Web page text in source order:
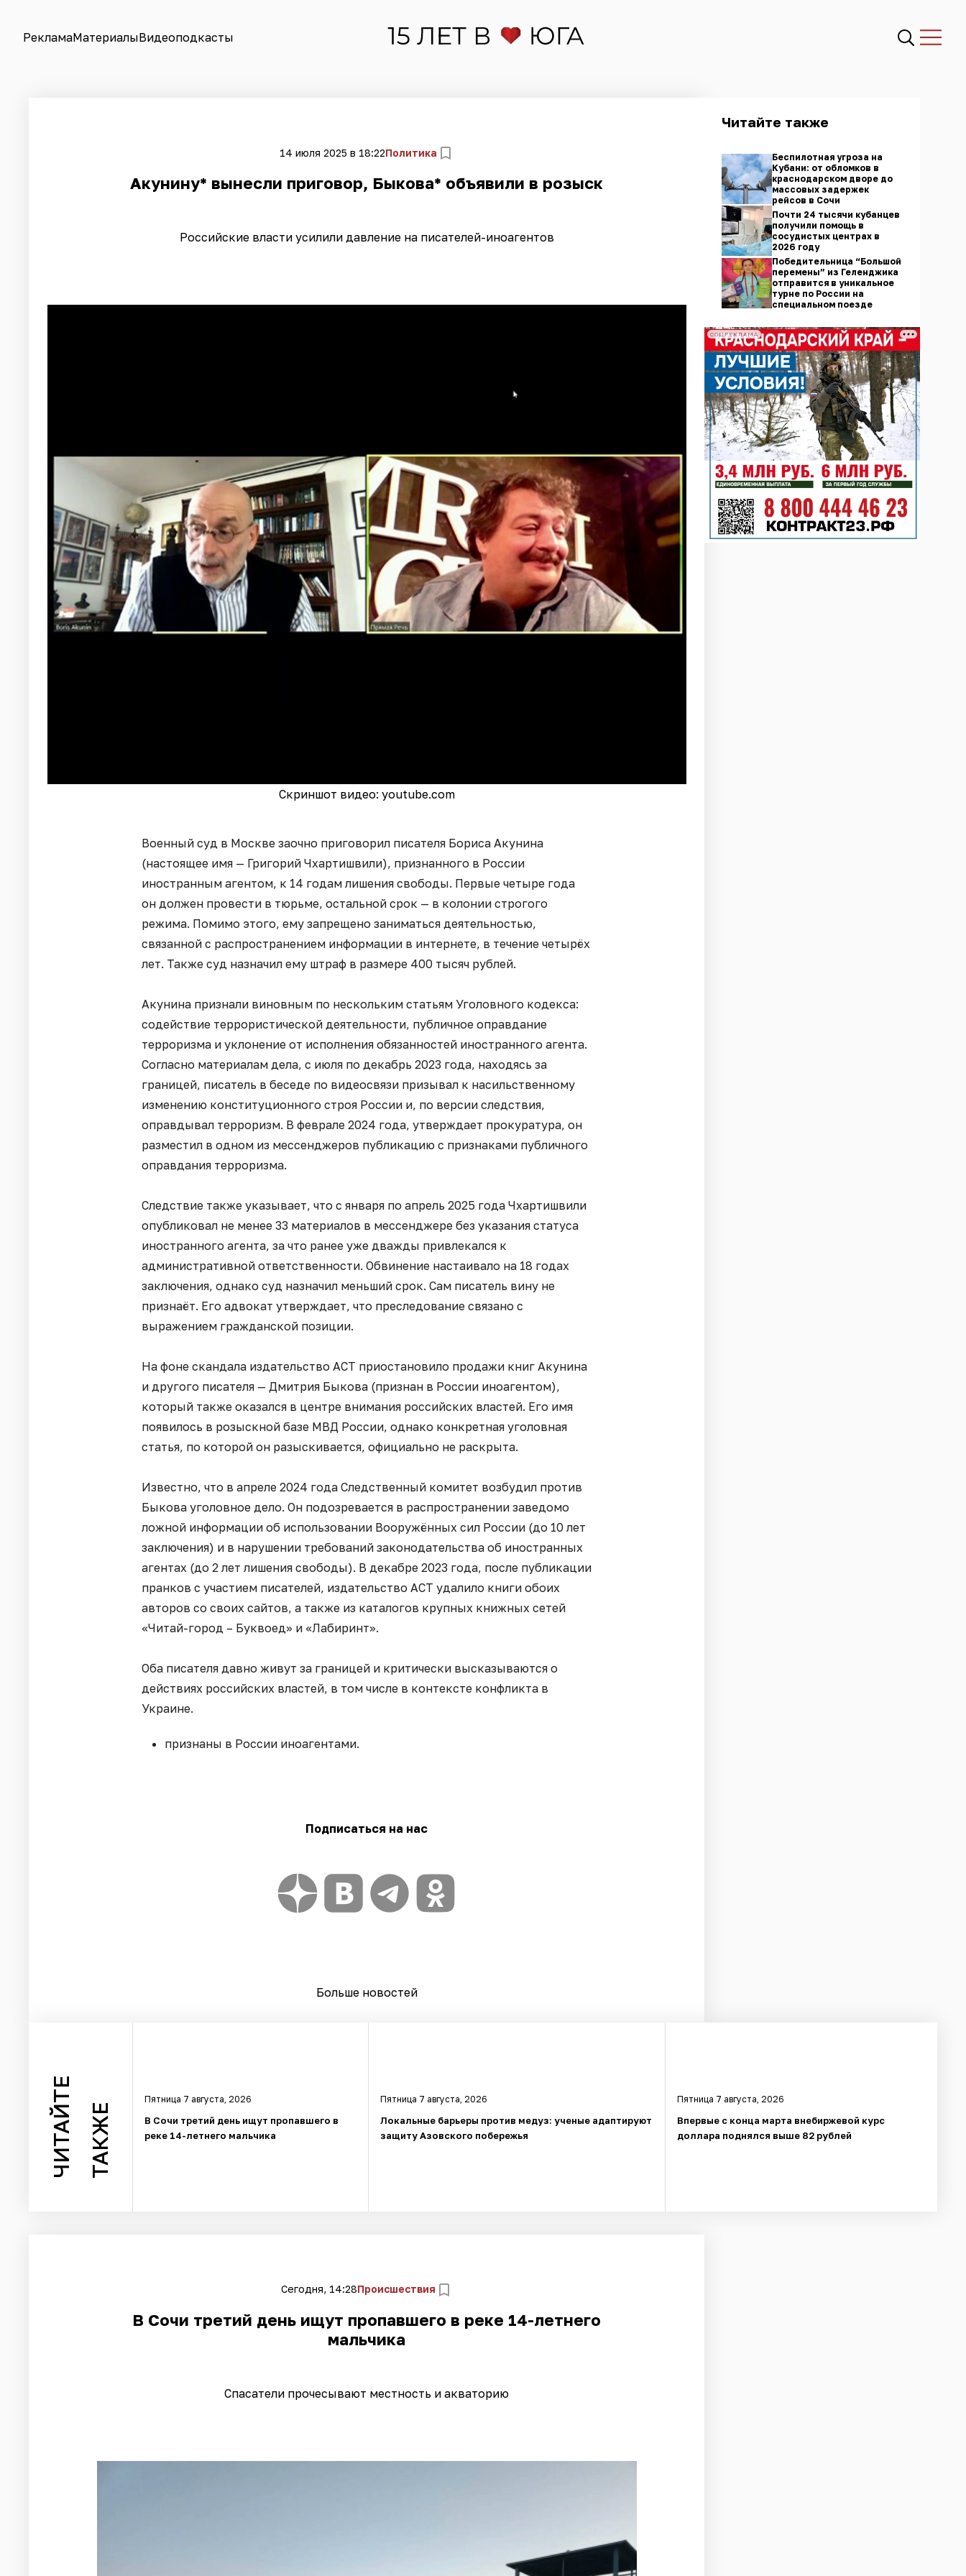
РекламаМатериалыВидеоподкасты
14 июля 2025 в 18:22Политика
Акунину* вынесли приговор, Быкова* объявили в розыск
Российские власти усилили давление на писателей-иноагентов
Скриншот видео: youtube.com
Военный суд в Москве заочно приговорил писателя Бориса Акунина
(настоящее имя — Григорий Чхартишвили), признанного в России
иностранным агентом, к 14 годам лишения свободы. Первые четыре года
он должен провести в тюрьме, остальной срок — в колонии строгого
режима. Помимо этого, ему запрещено заниматься деятельностью,
связанной с распространением информации в интернете, в течение четырёх
лет. Также суд назначил ему штраф в размере 400 тысяч рублей.
Акунина признали виновным по нескольким статьям Уголовного кодекса:
содействие террористической деятельности, публичное оправдание
терроризма и уклонение от исполнения обязанностей иностранного агента.
Согласно материалам дела, с июля по декабрь 2023 года, находясь за
границей, писатель в беседе по видеосвязи призывал к насильственному
изменению конституционного строя России и, по версии следствия,
оправдывал терроризм. В феврале 2024 года, утверждает прокуратура, он
разместил в одном из мессенджеров публикацию с признаками публичного
оправдания терроризма.
Следствие также указывает, что с января по апрель 2025 года Чхартишвили
опубликовал не менее 33 материалов в мессенджере без указания статуса
иностранного агента, за что ранее уже дважды привлекался к
административной ответственности. Обвинение настаивало на 18 годах
заключения, однако суд назначил меньший срок. Сам писатель вину не
признаёт. Его адвокат утверждает, что преследование связано с
выражением гражданской позиции.
На фоне скандала издательство АСТ приостановило продажи книг Акунина
и другого писателя — Дмитрия Быкова (признан в России иноагентом),
который также оказался в центре внимания российских властей. Его имя
появилось в розыскной базе МВД России, однако конкретная уголовная
статья, по которой он разыскивается, официально не раскрыта.
Известно, что в апреле 2024 года Следственный комитет возбудил против
Быкова уголовное дело. Он подозревается в распространении заведомо
ложной информации об использовании Вооружённых сил России (до 10 лет
заключения) и в нарушении требований законодательства об иностранных
агентах (до 2 лет лишения свободы). В декабре 2023 года, после публикации
пранков с участием писателей, издательство АСТ удалило книги обоих
авторов со своих сайтов, а также из каталогов крупных книжных сетей
«Читай-город – Буквоед» и «Лабиринт».
Оба писателя давно живут за границей и критически высказываются о
действиях российских властей, в том числе в контексте конфликта в
Украине.
признаны в России иноагентами.
Подписаться на нас
Больше новостей
Читайте также
Беспилотная угроза на
Кубани: от обломков в
краснодарском дворе до
массовых задержек
рейсов в Сочи
Почти 24 тысячи кубанцев
получили помощь в
сосудистых центрах в
2026 году
Победительница “Большой
перемены” из Геленджика
отправится в уникальное
турне по России на
специальном поезде
СОЦРЕКЛАМА
ЧИТАЙТЕ ТАКЖЕ
Пятница 7 августа, 2026
В Сочи третий день ищут пропавшего в
реке 14-летнего мальчика
Пятница 7 августа, 2026
Локальные барьеры против медуз: ученые адаптируют
защиту Азовского побережья
Пятница 7 августа, 2026
Впервые с конца марта внебиржевой курс
доллара поднялся выше 82 рублей
Сегодня, 14:28Происшествия
В Сочи третий день ищут пропавшего в реке 14-летнего
мальчика
Спасатели прочесывают местность и акваторию